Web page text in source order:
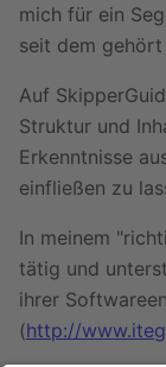
mich für ein
seit dem
Auf
Struktur und
Erkenntnisse
einfließen zu
In meinem
tätig und
ihrer
(http://